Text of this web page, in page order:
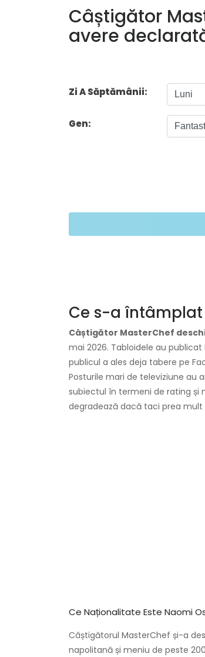
Câștigător
avere
Zi A Săptămânii:
Gen:
Ce s-a
Câștigător MasterChef
mai 2026. Tabloidele au publicat
publicul a ales deja tabere pe
Posturile mari de televiziune au
subiectul în termeni de rating și
degradează dacă taci prea
Ce Naționalitate Este Naomi
Câștigătorul MasterChef și-a
napolitană și meniu de peste